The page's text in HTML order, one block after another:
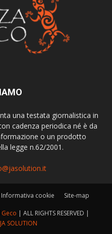
una testata giornalistica in
cadenza periodica né è da
o un prodotto
legge n.62/2001.
Informativa cookie Site-map
| ALL RIGHTS RESERVED |
JA SOLUTION